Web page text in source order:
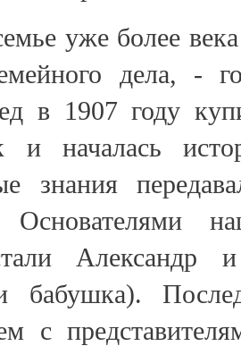
уже более века
дела, -
в 1907 году
и началась
знания
Основателями
Александр
бабушка).
с